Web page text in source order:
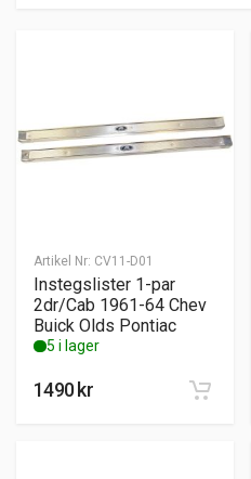
Artikel Nr: CV11-D01
Instegslister 1-par
2dr/Cab 1961-64 Chev
Buick Olds Pontiac
5 i lager
1490 kr